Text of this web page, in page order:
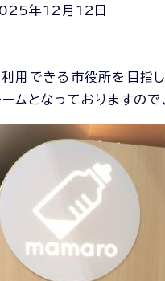
年12 月 12 日
用できる市役所を目指
ムとなっておりますので